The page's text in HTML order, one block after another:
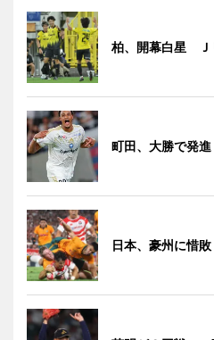
柏、開幕白星 Ｊ
町田、大勝で発
日本、豪州に惜